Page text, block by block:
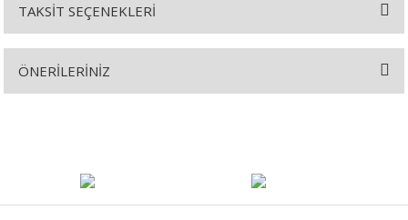
TAKSİT SEÇENEKLERİ
ÖNERİLERİNİZ